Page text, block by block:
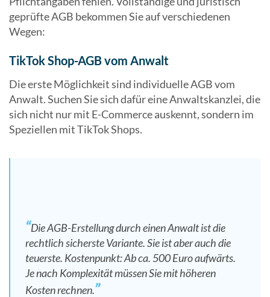
geprüfte AGB bekommen Sie auf verschiedenen
Wegen:
TikTok Shop-AGB vom Anwalt
Die erste Möglichkeit sind individuelle AGB vom
Anwalt. Suchen Sie sich dafür eine Anwaltskanzlei, die
sich nicht nur mit E-Commerce auskennt, sondern im
Speziellen mit TikTok Shops.
Die AGB-Erstellung durch einen Anwalt ist die
rechtlich sicherste Variante. Sie ist aber auch die
teuerste. Kostenpunkt: Ab ca. 500 Euro aufwärts.
Je nach Komplexität müssen Sie mit höheren
Kosten rechnen.